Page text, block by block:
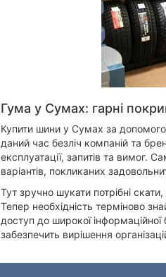
Гума у Сумах: гарні
Купити шини у Сумах за
даний час безліч компаній та
експлуатації, запитів та вимог.
варіантів, покликаних
Тут зручно шукати потрібні
Тепер необхідність терміново
доступ до широкої
забезпечить вирішення